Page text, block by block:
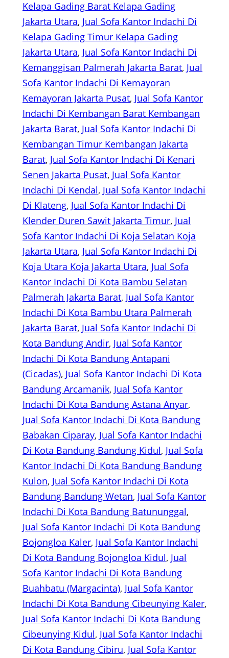
Kelapa Gading Barat Kelapa Gading
Jakarta Utara, Jual Sofa Kantor Indachi Di
Kelapa Gading Timur Kelapa Gading
Jakarta Utara, Jual Sofa Kantor Indachi Di
Kemanggisan Palmerah Jakarta Barat, Jual
Sofa Kantor Indachi Di Kemayoran
Kemayoran Jakarta Pusat, Jual Sofa Kantor
Indachi Di Kembangan Barat Kembangan
Jakarta Barat, Jual Sofa Kantor Indachi Di
Kembangan Timur Kembangan Jakarta
Barat, Jual Sofa Kantor Indachi Di Kenari
Senen Jakarta Pusat, Jual Sofa Kantor
Indachi Di Kendal, Jual Sofa Kantor Indachi
Di Klateng, Jual Sofa Kantor Indachi Di
Klender Duren Sawit Jakarta Timur, Jual
Sofa Kantor Indachi Di Koja Selatan Koja
Jakarta Utara, Jual Sofa Kantor Indachi Di
Koja Utara Koja Jakarta Utara, Jual Sofa
Kantor Indachi Di Kota Bambu Selatan
Palmerah Jakarta Barat, Jual Sofa Kantor
Indachi Di Kota Bambu Utara Palmerah
Jakarta Barat, Jual Sofa Kantor Indachi Di
Kota Bandung Andir, Jual Sofa Kantor
Indachi Di Kota Bandung Antapani
(Cicadas), Jual Sofa Kantor Indachi Di Kota
Bandung Arcamanik, Jual Sofa Kantor
Indachi Di Kota Bandung Astana Anyar
Jual Sofa Kantor Indachi Di Kota Bandung
Babakan Ciparay, Jual Sofa Kantor Indachi
Di Kota Bandung Bandung Kidul, Jual Sofa
Kantor Indachi Di Kota Bandung Bandung
Kulon, Jual Sofa Kantor Indachi Di Kota
Bandung Bandung Wetan, Jual Sofa Kantor
Indachi Di Kota Bandung Batununggal
Jual Sofa Kantor Indachi Di Kota Bandung
Bojongloa Kaler, Jual Sofa Kantor Indachi
Di Kota Bandung Bojongloa Kidul, Jual
Sofa Kantor Indachi Di Kota Bandung
Buahbatu (Margacinta), Jual Sofa Kantor
Indachi Di Kota Bandung Cibeunying Kaler
Jual Sofa Kantor Indachi Di Kota Bandung
Cibeunying Kidul, Jual Sofa Kantor Indachi
Di Kota Bandung Cibiru, Jual Sofa Kantor